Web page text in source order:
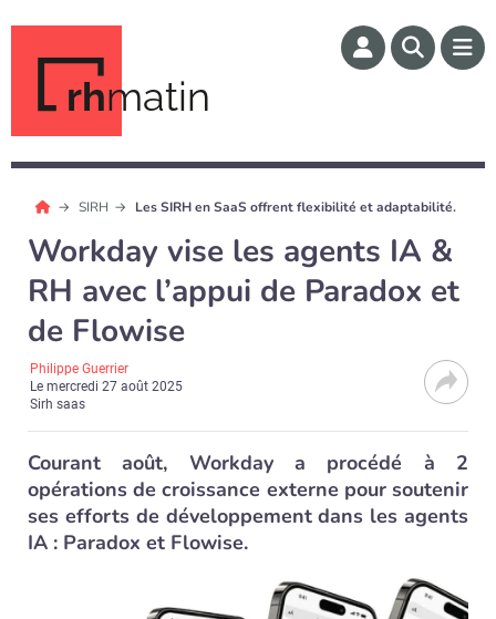
rhmatin
SIRH Les SIRH en SaaS offrent flexibilité et adaptabilité.
Workday vise les agents IA &
RH avec l’appui de Paradox et
de Flowise
Philippe Guerrier
Lemercredi 27 août 2025
Sirh saas
Courant août, Workday a procédé à 2
opérations de croissance externe pour soutenir
ses efforts de développement dans les agents
IA : Paradox et Flowise.